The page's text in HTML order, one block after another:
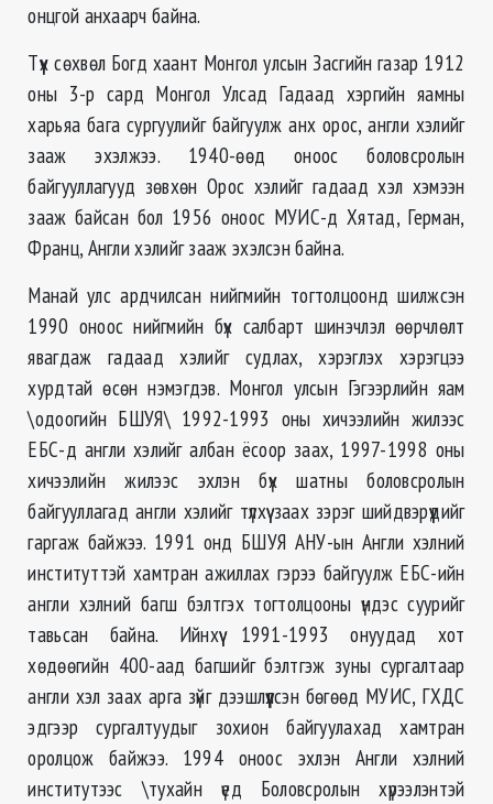
онцгой анхаарч байна.
Түүх сөхвөл Богд хаант Монгол улсын Засгийн газар 1912
оны 3-р сард Монгол Улсад Гадаад хэргийн яамны
харьяа бага сургуулийг байгуулж анх орос, англи хэлийг
зааж эхэлжээ. 1940-өөд оноос боловсролын
байгууллагууд зөвхөн Орос хэлийг гадаад хэл хэмээн
зааж байсан бол 1956 оноос МУИС-д Хятад, Герман,
Франц, Англи хэлийг зааж эхэлсэн байна.
Манай улс ардчилсан нийгмийн тогтолцоонд шилжсэн
1990 оноос нийгмийн бүх салбарт шинэчлэл өөрчлөлт
явагдаж гадаад хэлийг судлах, хэрэглэх хэрэгцээ
хурдтай өсөн нэмэгдэв. Монгол улсын Гэгээрлийн яам
\одоогийн БШУЯ\ 1992-1993 оны хичээлийн жилээс
ЕБС-д англи хэлийг албан ёсоор заах, 1997-1998 оны
хичээлийн жилээс эхлэн бүх шатны боловсролын
байгууллагад англи хэлийг түлхүү заах зэрэг шийдвэрүүдийг
гаргаж байжээ. 1991 онд БШУЯ АНУ-ын Англи хэлний
институттэй хамтран ажиллах гэрээ байгуулж ЕБС-ийн
англи хэлний багш бэлтгэх тогтолцооны үндэс суурийг
тавьсан байна. Ийнхүү 1991-1993 онуудад хот
хөдөөгийн 400-аад багшийг бэлтгэж зуны сургалтаар
англи хэл заах арга зүйг дээшлүүлсэн бөгөөд МУИС, ГХДС
эдгээр сургалтуудыг зохион байгуулахад хамтран
оролцож байжээ. 1994 оноос эхлэн Англи хэлний
институтээс \тухайн үед Боловсролын хүрээлэнтэй